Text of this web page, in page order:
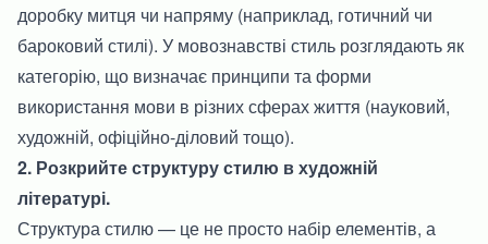
доробку митця чи напряму (наприклад, готичний чи
бароковий стилі). У мовознавстві стиль розглядають як
категорію, що визначає принципи та форми
використання мови в різних сферах життя (науковий,
художній, офіційно-діловий тощо).
2. Розкрийте структуру стилю в художній
літературі.
Структура стилю — це не просто набір елементів, а